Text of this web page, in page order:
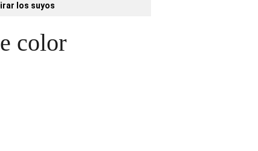
los suyos
color